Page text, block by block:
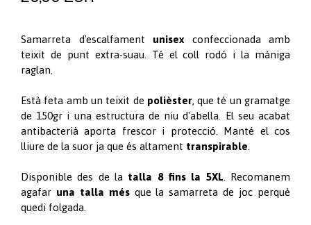
Samarreta d'escalfament unisex confeccionada amb
teixit de punt extra-suau. Té el coll rodó i la màniga
raglan.
Està feta amb un teixit de polièster, que té un gramatge
de 150gr i una estructura de niu d'abella. El seu acabat
antibacterià aporta frescor i protecció. Manté el cos
lliure de la suor ja que és altament transpirable
Disponible des de la talla 8 fins la 5XL . Recomanem
agafar una talla més que la samarreta de joc perquè
quedi folgada.